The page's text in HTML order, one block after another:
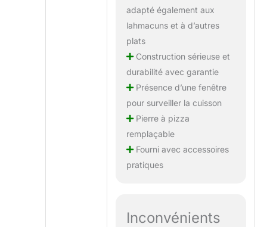
adapté également aux
lahmacuns et à d’autres
plats
Construction sérieuse et
durabilité avec garantie
Présence d’une fenêtre
pour surveiller la cuisson
Pierre à pizza
remplaçable
Fourni avec accessoires
pratiques
Inconvénients